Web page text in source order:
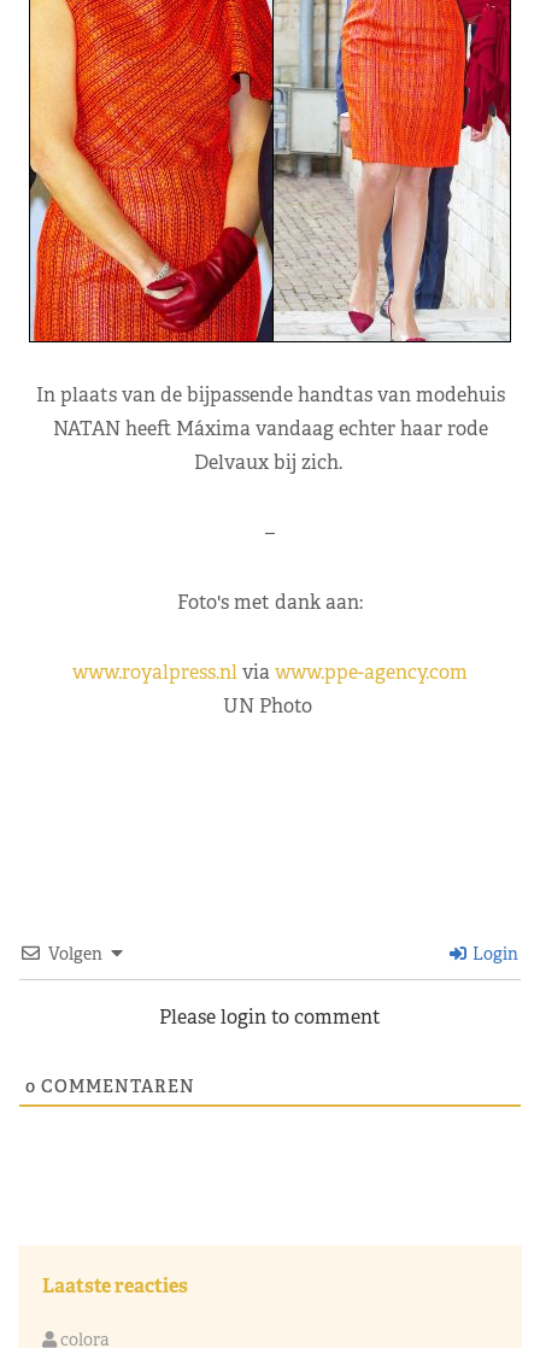
In plaats van de bijpassende handtas van modehuis
NATAN heeft Máxima vandaag echter haar rode
Delvaux bij zich.
–
Foto's met dank aan:
www.royalpress.nlviawww.ppe-agency.com
UN Photo
Volgen Login
Please login to comment
0 COMMENTAREN
Laatste reacties
colora